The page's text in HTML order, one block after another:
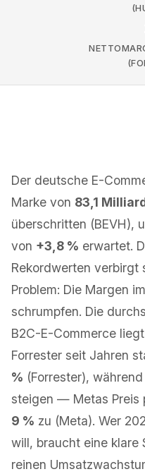
Der deutsche E-
Marke von 83,1
überschritten (BEVH),
von +3,8 % erwartet.
Rekordwerten verbirgt
Problem: Die Margen im
schrumpfen. Die
B2C-E-Commerce
Forrester seit Jahren
% (Forrester),
steigen — Metas Preis
9 % zu (Meta). Wer
will, braucht eine klare
reinen